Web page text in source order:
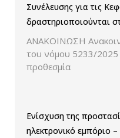
Συνέλευσης για τις
δραστηριοποιούνται
Παραγωγής και
ΑΝΑΚΟΙΝΩΣΗ
του νόμου 5233/2025
προθεσμία
Ενίσχυση της
ηλεκτρονικό εμπόριο